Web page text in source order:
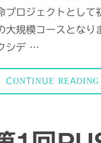
プロジェクトとして
大規模コースとなり
シデ …
CONTINUE READING